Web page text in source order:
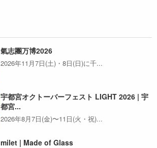
氣志團万博2026
2026年11月7日(土)・8日(日)に千...
宇都宮オクトーバーフェスト LIGHT 2026 | 宇
都宮...
2026年8月7日(金)〜11日(火・祝)...
milet | Made of Glass